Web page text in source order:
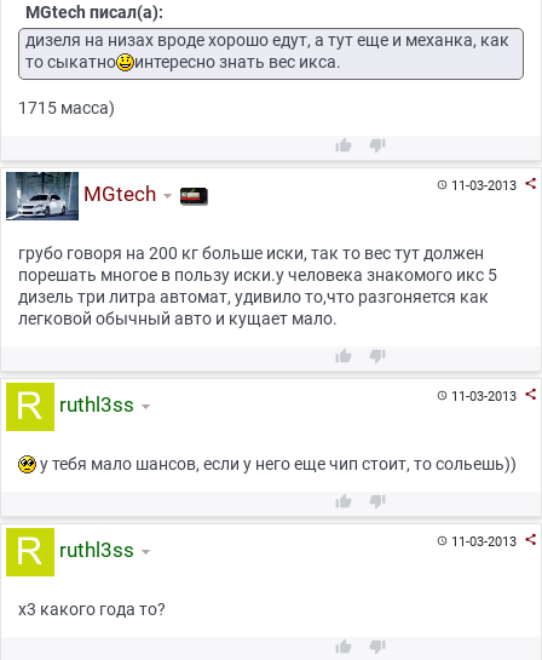
MGtech писал(а):
дизеля на низах вроде хорошо едут, а тут еще и механка, как
то сыкатно
интересно знать вес икса.
1715 масса)
 
11-03-2013 
MGtech
грубо говоря на 200 кг больше иски, так то вес тут должен
порешать многое в пользу иски.у человека знакомого икс 5
дизель три литра автомат, удивило то,что разгоняется как
легковой обычный авто и кущает мало.
 
11-03-2013 
ruthl3ss
у тебя мало шансов, если у него еще чип стоит, то сольешь))
 
11-03-2013 
ruthl3ss
x3 какого года то?
 